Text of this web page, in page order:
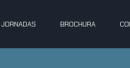
JORNADAS BROCHURA